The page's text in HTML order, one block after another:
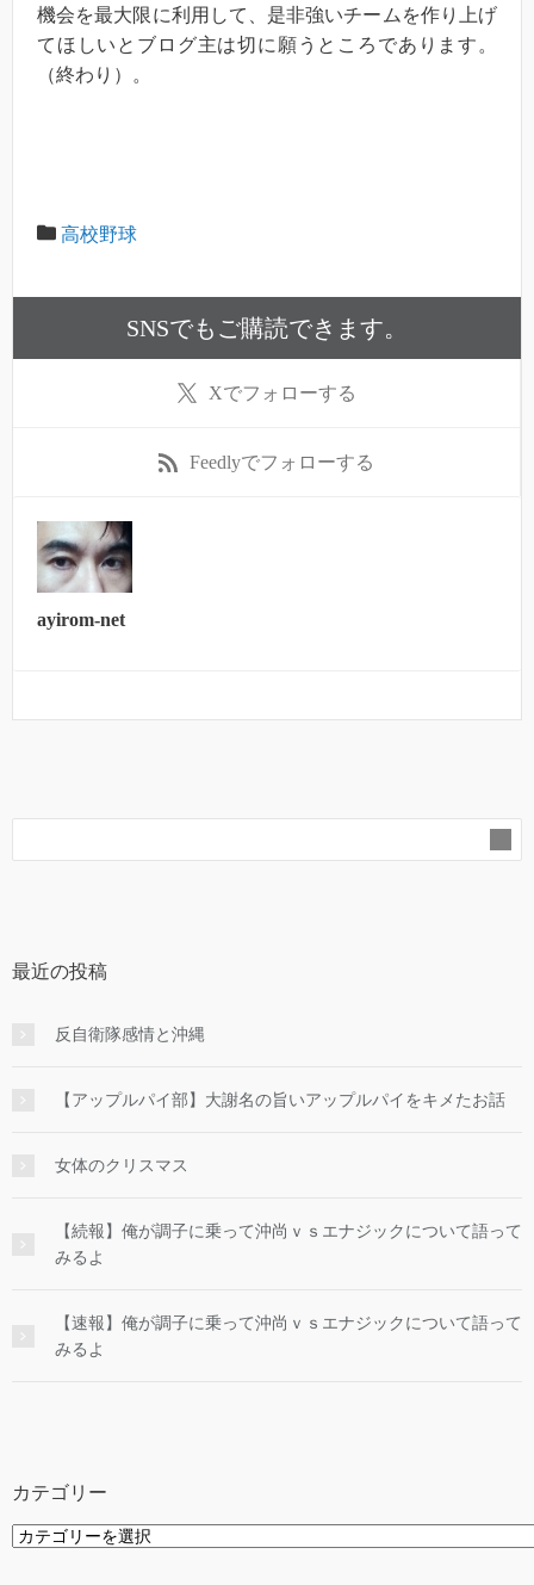
機会を最大限に利用して、是非強いチームを作り上げ
てほしいとブログ主は切に願うところであります。
（終わり）。
高校野球
SNSでもご購読できます。
Xでフォローする
Feedlyでフォローする
ayirom-net
最近の投稿
反自衛隊感情と沖縄
【アップルパイ部】大謝名の旨いアップルパイをキメたお話
女体のクリスマス
【続報】俺が調子に乗って沖尚ｖｓエナジックについて語って
みるよ
【速報】俺が調子に乗って沖尚ｖｓエナジックについて語って
みるよ
カテゴリー
カ